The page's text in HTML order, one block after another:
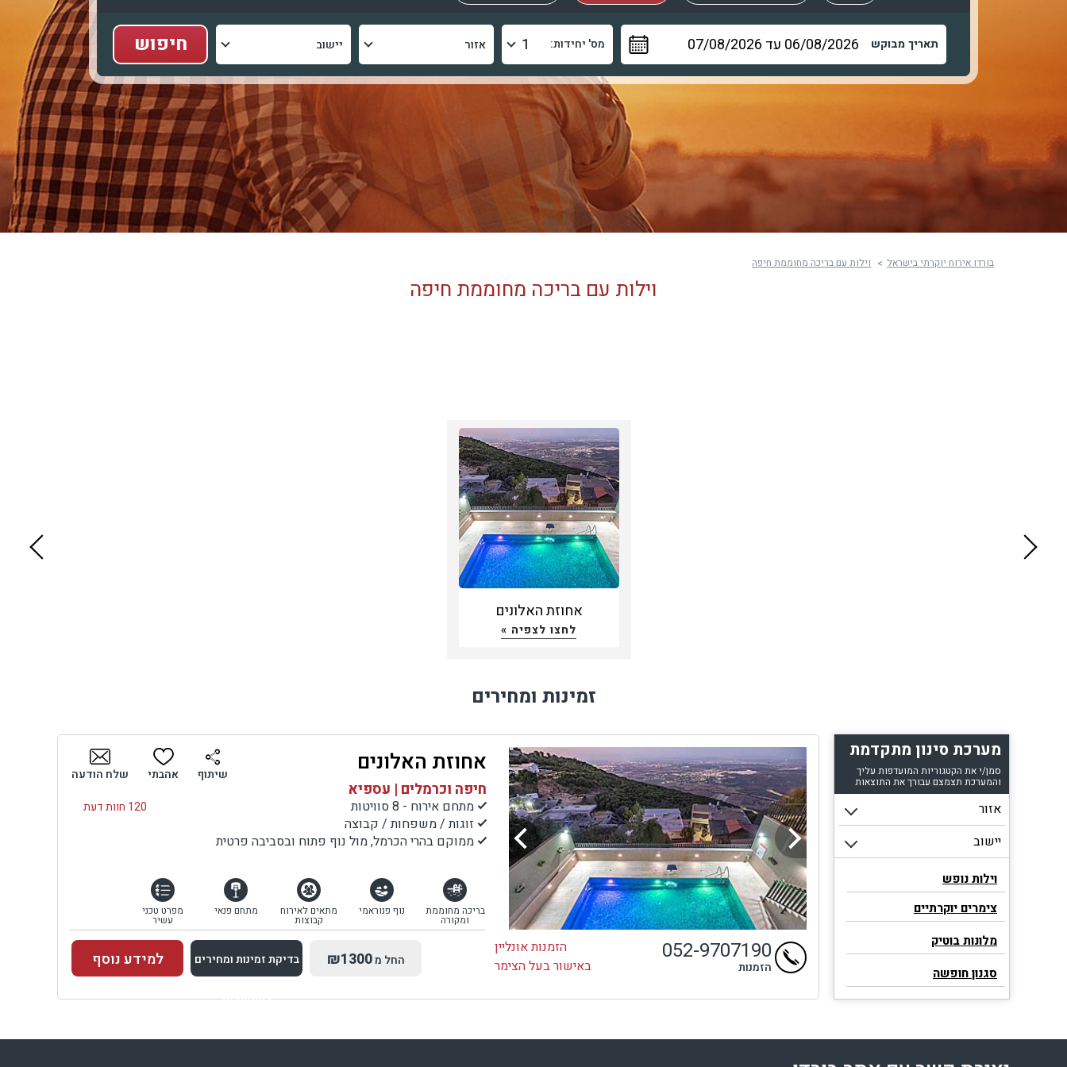
תאריך מבוקש מס' יחידות:
בורדו אירוח יוקרתי בישראל וילות עם בריכה מחוממת חיפה
וילות עם בריכה מחוממת חיפה
אחוזת האלונים
לחצו לצפיה »
זמינות ומחירים
מערכת סינון מתקדמת
סמן/י את הקטגוריות המועדפות עליך
והמערכת תצמצם עבורך את התוצאות
וילות נופש
צימרים יוקרתיים
מלונות בוטיק
סגנון חופשה
וילות עם בריכה
אחוזת האלונים
חיפה וכרמלים | עספיא
120 חוות דעת
מתחם אירוח - 8 סוויטות
זוגות / משפחות / קבוצה
ממוקם בהרי הכרמל, מול נוף פתוח ובסביבה פרטית
שיתוף אהבתי שלח הודעה
בריכה מחוממת
ומקורה
נוף פנוראמי מתאים לאירוח
קבוצות
מתחם פנאי מפרט טכני
עשיר
הזמנות אונליין
באישור בעל הצימר
052-9707190
הזמנות החל מ₪1300 בדיקת זמינות ומחירים
למתחם זה
בדיקת זמינות ומחירים
למידע נוסף